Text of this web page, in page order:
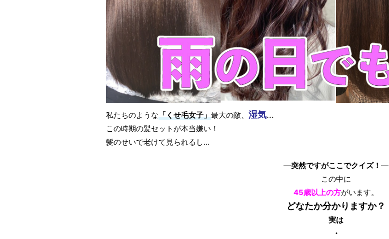
私たちのような「くせ毛女子」最大の敵、 湿気…
この時期の髪セットが本当嫌い！
髪のせいで老けて見られるし…
―突然ですがここでクイズ！ ―
この中に
45歳以上の方がいます。
どなたか分かりますか？
実は
・